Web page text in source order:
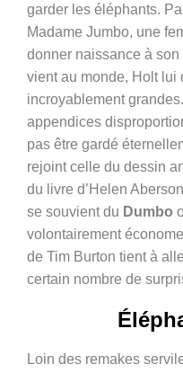
garder les éléphants.
Madame Jumbo, une
donner naissance à
vient au monde, Holt lui
incroyablement
appendices
pas être gardé
rejoint celle du dessin
du livre d’Helen
se souvient du Dumbo
volontairement
de Tim Burton tient à
certain nombre de
Loin des remakes